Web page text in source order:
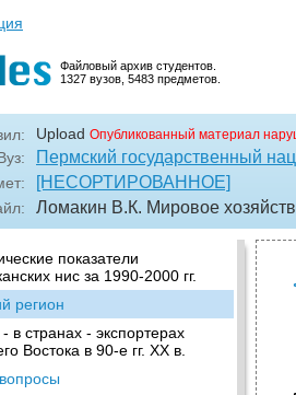
Файловый архив студентов.
1327 вузов, 5483 предметов.
Upload Опубликованный материал
Пермский государственный
[НЕСОРТИРОВАННОЕ]
Ломакин В.К. Мировое
индустриальных стран в
становления новых
региональные особенности
внешней
развитыми странами
страны
показатели
нис за 1990-2000 гг.
регион
в странах - экспортерах
Востока в 90-е гг. XX в.